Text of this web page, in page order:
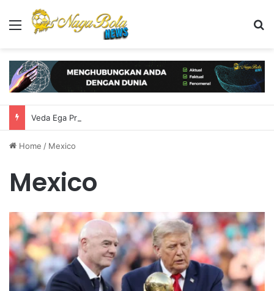
Menu
Home / Mexico
Mexico